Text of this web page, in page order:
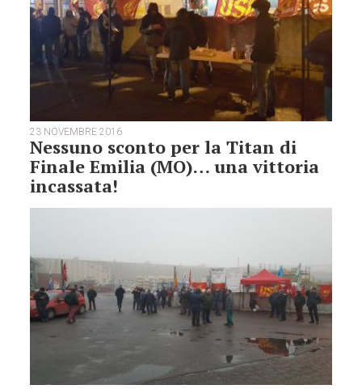
23 NOVEMBRE 2016
Nessuno sconto per la Titan di
Finale Emilia (MO)… una vittoria
incassata!